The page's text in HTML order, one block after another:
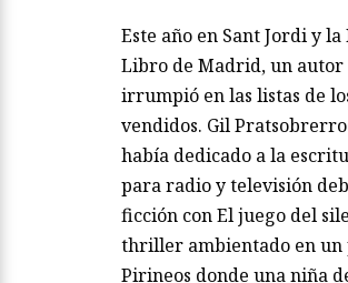
Este año en Sant Jordi y
Libro de Madrid, un autor
irrumpió en las listas de
vendidos. Gil
había dedicado a la
para radio y televisión
ficción con El juego del
thriller ambientado en un
Pirineos donde una niña